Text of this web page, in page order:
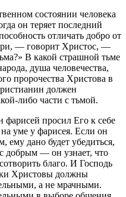
состоянии человека
он теряет последний
отличать добро от
— говорит Христос, —
В какой страшной тьме
душа человечества,
пророчества Христова в
должен
либо части с тьмой.
фарисей просил Его к себе
уме у фарисея. Если он
ему дано будет убедиться,
добрым — он узнает, что
благо. И Господь
Христовы должны
а не мрачными.